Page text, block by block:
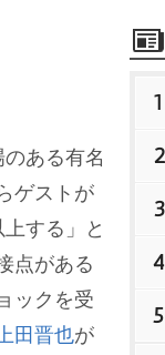
ある有名
ゲストが
する」と
点がある
ックを受
田晋也が
1
2
3
4
5